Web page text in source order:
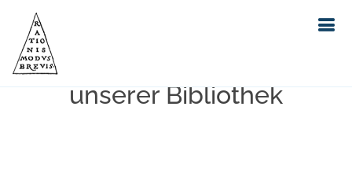
Einfache Suche im Bestand
unserer Bibliothek